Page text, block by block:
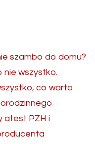
szambo do domu?
nie wszystko.
co warto
atest PZH i